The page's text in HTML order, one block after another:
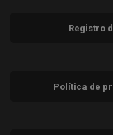
Registro
Política de